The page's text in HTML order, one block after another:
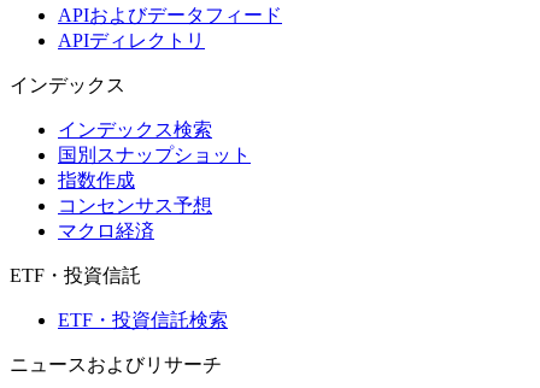
APIおよびデータフィード
APIディレクトリ
インデックス
インデックス検索
国別スナップショット
指数作成
コンセンサス予想
マクロ経済
ETF・投資信託
ETF・投資信託検索
ニュースおよびリサーチ